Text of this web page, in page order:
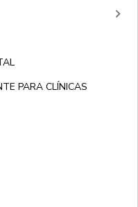
keyboard_arrow_right
PARA CLÍNICAS